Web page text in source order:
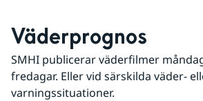
Väderprognos
SMHI publicerar väderfilmer
fredagar. Eller vid särskilda väder-
varningssituationer.